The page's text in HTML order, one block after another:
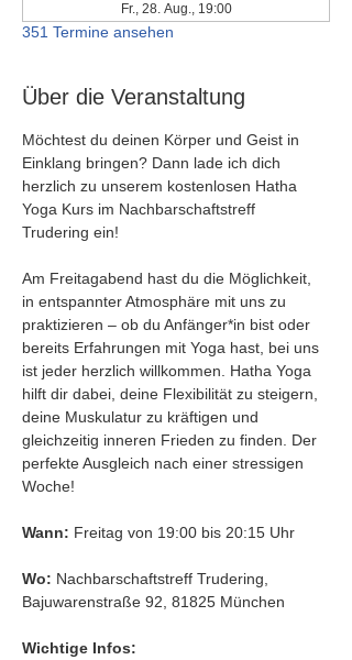
Fr., 28. Aug., 19:00
351 Termine ansehen
Über die Veranstaltung
Möchtest du deinen Körper und Geist in
Einklang bringen? Dann lade ich dich
herzlich zu unserem kostenlosen Hatha
Yoga Kurs im Nachbarschaftstreff
Trudering ein!
Am Freitagabend hast du die Möglichkeit,
in entspannter Atmosphäre mit uns zu
praktizieren – ob du Anfänger*in bist oder
bereits Erfahrungen mit Yoga hast, bei uns
ist jeder herzlich willkommen. Hatha Yoga
hilft dir dabei, deine Flexibilität zu steigern,
deine Muskulatur zu kräftigen und
gleichzeitig inneren Frieden zu finden. Der
perfekte Ausgleich nach einer stressigen
Woche!
Wann: Freitag von 19:00 bis 20:15 Uhr
Wo: Nachbarschaftstreff Trudering,
Bajuwarenstraße 92, 81825 München
Wichtige Infos: